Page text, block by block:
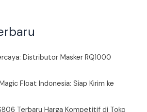
Distributor Masker RQ1000
Float Indonesia: Siap Kirim ke
Terbaru Harga Kompetitif di Toko